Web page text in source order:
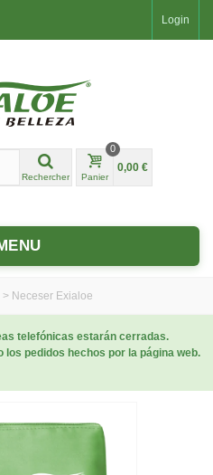
Login
Rechercher Panier
0
0,00 €
> Neceser Exialoe
telefónicas estarán cerradas.
pedidos hechos por la página web.